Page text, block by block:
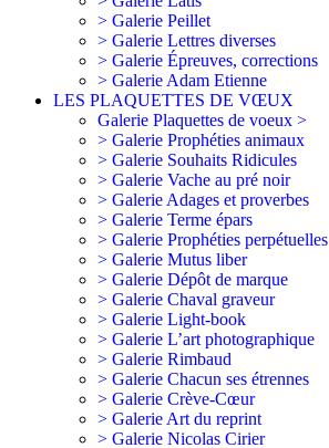
> Galerie Peillet
> Galerie Lettres diverses
> Galerie Épreuves, corrections
> Galerie Adam Etienne
LES PLAQUETTES DE VŒUX
Galerie Plaquettes de voeux >
> Galerie Prophéties animaux
> Galerie Souhaits Ridicules
> Galerie Vache au pré noir
> Galerie Adages et proverbes
> Galerie Terme épars
> Galerie Prophéties perpétuelles
> Galerie Mutus liber
> Galerie Dépôt de marque
> Galerie Chaval graveur
> Galerie Light-book
> Galerie L’art photographique
> Galerie Rimbaud
> Galerie Chacun ses étrennes
> Galerie Crève-Cœur
> Galerie Art du reprint
> Galerie Nicolas Cirier